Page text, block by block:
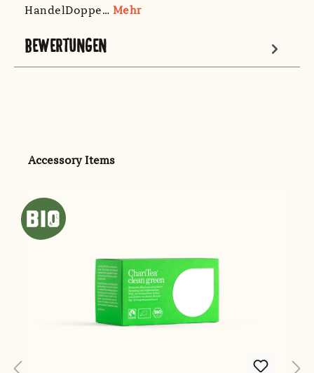
HandelDoppe… Mehr
BEWERTUNGEN
Produktgalerie überspringen
Accessory Items